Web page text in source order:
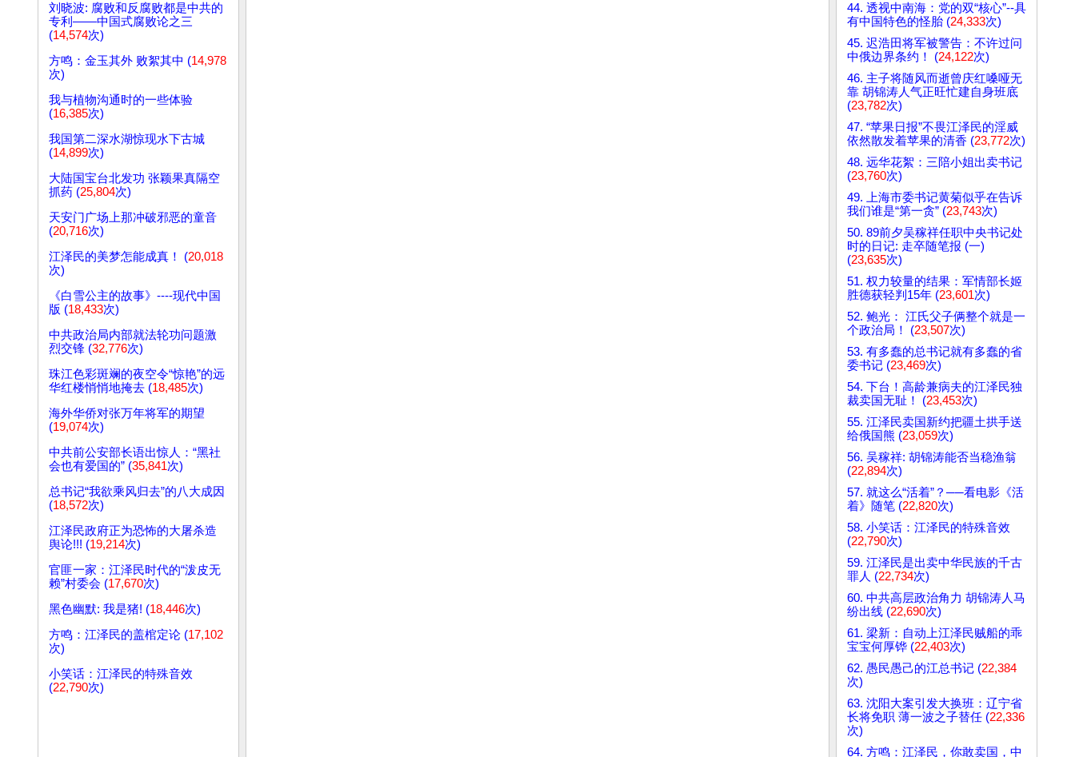
刘晓波: 腐败和反腐败都是中共的
专利——中国式腐败论之三
(14,574次)
方鸣：金玉其外 败絮其中 (14,978
次)
我与植物沟通时的一些体验
(16,385次)
我国第二深水湖惊现水下古城
(14,899次)
大陆国宝台北发功 张颖果真隔空
抓药 (25,804次)
天安门广场上那冲破邪恶的童音
(20,716次)
江泽民的美梦怎能成真！ (20,018
次)
《白雪公主的故事》----现代中国
版 (18,433次)
中共政治局内部就法轮功问题激
烈交锋 (32,776次)
珠江色彩斑斓的夜空令“惊艳”的远
华红楼悄悄地掩去 (18,485次)
海外华侨对张万年将军的期望
(19,074次)
中共前公安部长语出惊人：“黑社
会也有爱国的” (35,841次)
总书记“我欲乘风归去”的八大成因
(18,572次)
江泽民政府正为恐怖的大屠杀造
舆论!!! (19,214次)
官匪一家：江泽民时代的“泼皮无
赖”村委会 (17,670次)
黑色幽默: 我是猪! (18,446次)
方鸣：江泽民的盖棺定论 (17,102
次)
小笑话：江泽民的特殊音效
(22,790次)
44. 透视中南海：党的双“核心”--具
有中国特色的怪胎 (24,333次)
45. 迟浩田将军被警告：不许过问
中俄边界条约！ (24,122次)
46. 主子将随风而逝曾庆红嗓哑无
靠 胡锦涛人气正旺忙建自身班底
(23,782次)
47. “苹果日报”不畏江泽民的淫威
依然散发着苹果的清香 (23,772次)
48. 远华花絮：三陪小姐出卖书记
(23,760次)
49. 上海市委书记黄菊似乎在告诉
我们谁是“第一贪” (23,743次)
50. 89前夕吴稼祥任职中央书记处
时的日记: 走卒随笔报 (一)
(23,635次)
51. 权力较量的结果：军情部长姬
胜德获轻判15年 (23,601次)
52. 鲍光： 江氏父子俩整个就是一
个政治局！ (23,507次)
53. 有多蠢的总书记就有多蠢的省
委书记 (23,469次)
54. 下台！高龄兼病夫的江泽民独
裁卖国无耻！ (23,453次)
55. 江泽民卖国新约把疆土拱手送
给俄国熊 (23,059次)
56. 吴稼祥: 胡锦涛能否当稳渔翁
(22,894次)
57. 就这么“活着”？──看电影《活
着》随笔 (22,820次)
58. 小笑话：江泽民的特殊音效
(22,790次)
59. 江泽民是出卖中华民族的千古
罪人 (22,734次)
60. 中共高层政治角力 胡锦涛人马
纷出线 (22,690次)
61. 梁新：自动上江泽民贼船的乖
宝宝何厚铧 (22,403次)
62. 愚民愚己的江总书记 (22,384
次)
63. 沈阳大案引发大换班：辽宁省
长将免职 薄一波之子替任 (22,336
次)
64. 方鸣：江泽民，你敢卖国，中